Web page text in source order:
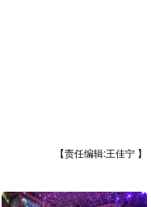
【责任编辑:王佳宁 】